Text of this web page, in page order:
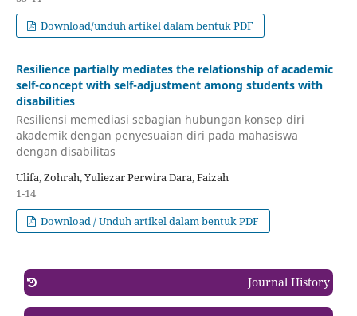
Download/unduh artikel dalam bentuk PDF
Resilience partially mediates the relationship of academic
self-concept with self-adjustment among students with
disabilities
Resiliensi memediasi sebagian hubungan konsep diri
akademik dengan penyesuaian diri pada mahasiswa
dengan disabilitas
Ulifa, Zohrah, Yuliezar Perwira Dara, Faizah
1-14
Download / Unduh artikel dalam bentuk PDF
Journal History